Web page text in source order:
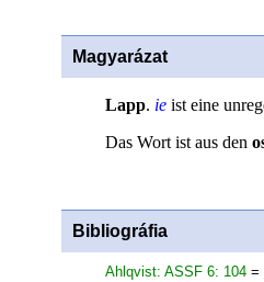
Magyarázat
Lapp. ie ist eine
Das Wort ist aus den
Bibliográfia
Ahlqvist: ASSF 6: 104 =